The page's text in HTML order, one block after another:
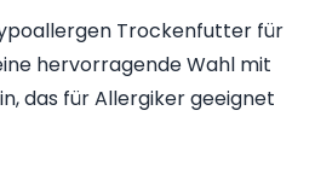
Trockenfutter für
hervorragende Wahl mit
das für Allergiker geeignet